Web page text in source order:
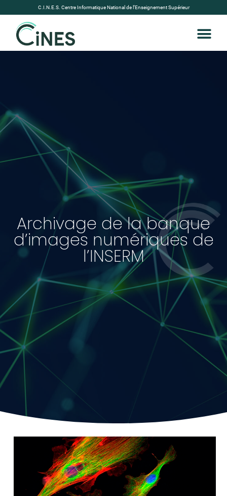
C.I.N.E.S. Centre Informatique National de l’Enseignement Supérieur
Archivage de la banque
d’images numériques de
l’INSERM